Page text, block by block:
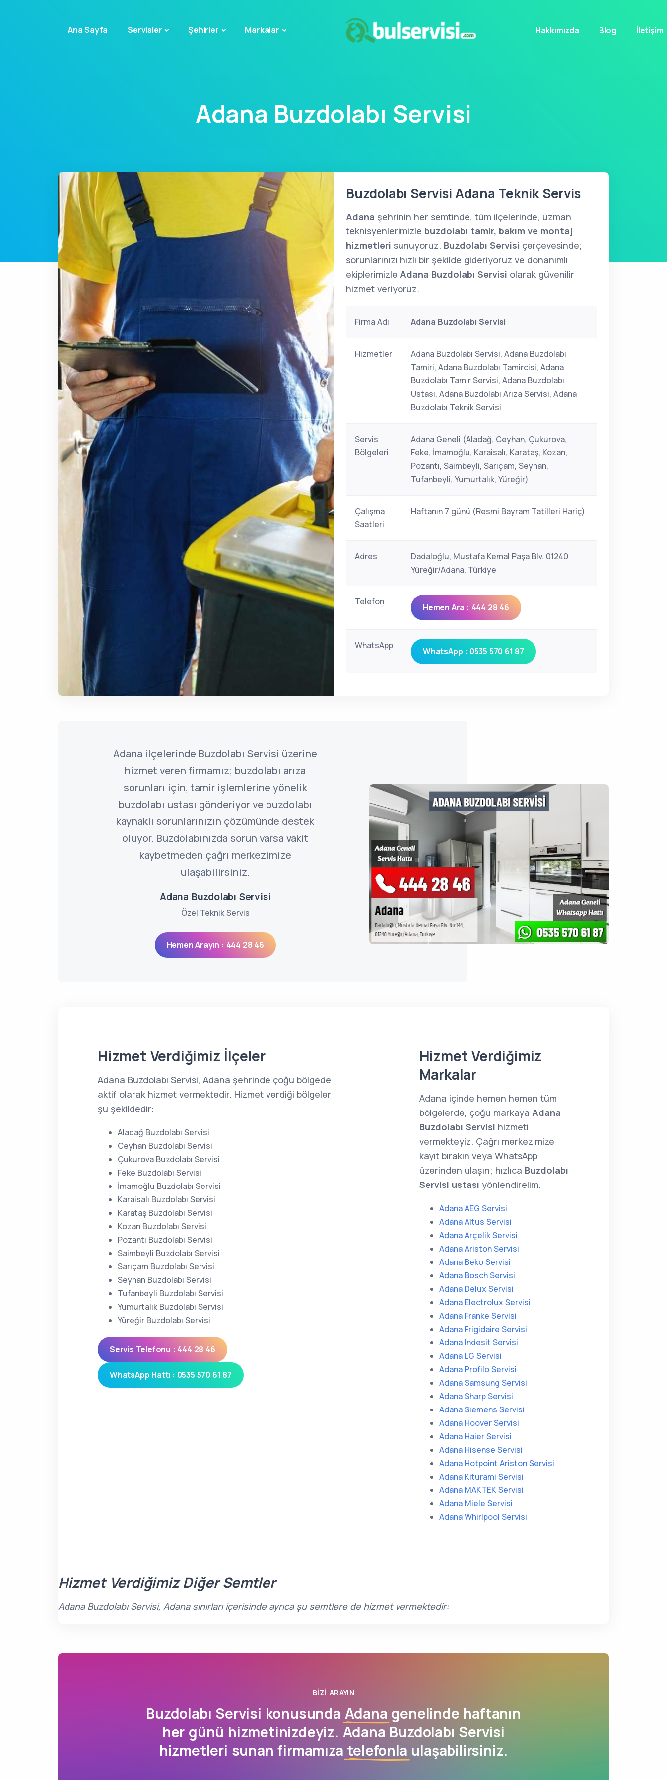
Ana Sayfa Servisler Şehirler Markalar Hakkımızda Blog İletişim
Adana Buzdolabı Servisi
Buzdolabı Servisi Adana Teknik Servis
Adana şehrinin her semtinde, tüm ilçelerinde, uzman
teknisyenlerimizle buzdolabı tamir, bakım ve montaj
hizmetleri sunuyoruz. Buzdolabı Servisi çerçevesinde;
sorunlarınızı hızlı bir şekilde gideriyoruz ve donanımlı
ekiplerimizle Adana Buzdolabı Servisi olarak güvenilir
hizmet veriyoruz.
Firma Adı Adana Buzdolabı Servisi
Hizmetler
Adana Buzdolabı Servisi, Adana Buzdolabı
Tamiri, Adana Buzdolabı Tamircisi, Adana
Buzdolabı Tamir Servisi, Adana Buzdolabı
Ustası, Adana Buzdolabı Arıza Servisi, Adana
Buzdolabı Teknik Servisi
Servis
Bölgeleri
Adana Geneli (Aladağ, Ceyhan, Çukurova,
Feke, İmamoğlu, Karaisalı, Karataş, Kozan,
Pozantı, Saimbeyli, Sarıçam, Seyhan,
Tufanbeyli, Yumurtalık, Yüreğir)
Çalışma
Saatleri
Haftanın 7 günü (Resmi Bayram Tatilleri Hariç)
Adres
Dadaloğlu, Mustafa Kemal Paşa Blv. 01240
Yüreğir/Adana, Türkiye
Telefon
Hemen Ara : 444 28 46
WhatsApp
WhatsApp : 0535 570 61 87
Adana ilçelerinde Buzdolabı Servisi üzerine
hizmet veren firmamız; buzdolabı arıza
sorunları için, tamir işlemlerine yönelik
buzdolabı ustası gönderiyor ve buzdolabı
kaynaklı sorunlarınızın çözümünde destek
oluyor. Buzdolabınızda sorun varsa vakit
kaybetmeden çağrı merkezimize
ulaşabilirsiniz.
Adana Buzdolabı Servisi
Özel Teknik Servis
Hemen Arayın : 444 28 46
Hizmet Verdiğimiz İlçeler
Adana Buzdolabı Servisi, Adana şehrinde çoğu bölgede
aktif olarak hizmet vermektedir. Hizmet verdiği bölgeler
şu şekildedir:
Aladağ Buzdolabı Servisi
Ceyhan Buzdolabı Servisi
Çukurova Buzdolabı Servisi
Feke Buzdolabı Servisi
İmamoğlu Buzdolabı Servisi
Karaisalı Buzdolabı Servisi
Karataş Buzdolabı Servisi
Kozan Buzdolabı Servisi
Pozantı Buzdolabı Servisi
Saimbeyli Buzdolabı Servisi
Sarıçam Buzdolabı Servisi
Seyhan Buzdolabı Servisi
Tufanbeyli Buzdolabı Servisi
Yumurtalık Buzdolabı Servisi
Yüreğir Buzdolabı Servisi
Servis Telefonu : 444 28 46
WhatsApp Hattı : 0535 570 61 87
Hizmet Verdiğimiz
Markalar
Adana içinde hemen hemen tüm
bölgelerde, çoğu markaya Adana
Buzdolabı Servisi hizmeti
vermekteyiz. Çağrı merkezimize
kayıt bırakın veya WhatsApp
üzerinden ulaşın; hızlıca Buzdolabı
Servisi ustası yönlendirelim.
Adana AEG Servisi
Adana Altus Servisi
Adana Arçelik Servisi
Adana Ariston Servisi
Adana Beko Servisi
Adana Bosch Servisi
Adana Delux Servisi
Adana Electrolux Servisi
Adana Franke Servisi
Adana Frigidaire Servisi
Adana Indesit Servisi
Adana LG Servisi
Adana Profilo Servisi
Adana Samsung Servisi
Adana Sharp Servisi
Adana Siemens Servisi
Adana Hoover Servisi
Adana Haier Servisi
Adana Hisense Servisi
Adana Hotpoint Ariston Servisi
Adana Kiturami Servisi
Adana MAKTEK Servisi
Adana Miele Servisi
Adana Whirlpool Servisi
Hizmet Verdiğimiz Diğer Semtler
Adana Buzdolabı Servisi, Adana sınırları içerisinde ayrıca şu semtlere de hizmet vermektedir:
BIZI ARAYIN
Buzdolabı Servisi konusunda Adana genelinde haftanın
her günü hizmetinizdeyiz. Adana Buzdolabı Servisi
hizmetleri sunan firmamıza telefonla ulaşabilirsiniz.